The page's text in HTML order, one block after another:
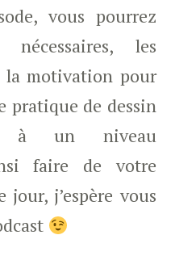
vous pourrez
les
la motivation pour
pratique de dessin
à un niveau
faire de votre
jour, j’espère vous